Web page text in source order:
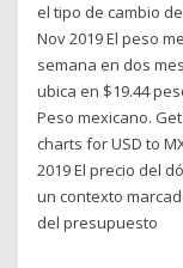
el tipo de cambio
Nov 2019 El peso
semana en dos
ubica en $19.44
Peso mexicano.
charts for USD to
2019 El precio del
un contexto
del presupuesto